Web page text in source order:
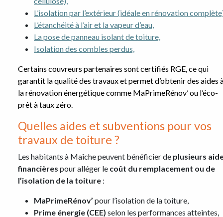
L’isolation par l’extérieur (idéale en rénovation
L’étanchéité à l’air et la vapeur d’eau,
La pose de panneau isolant de toiture,
Isolation des combles perdus,
Certains couvreurs partenaires sont certifiés RGE, ce qui
garantit la qualité des travaux et permet d’obtenir des aides
la rénovation énergétique comme MaPrimeRénov’ ou l’éco-
prêt à taux zéro.
Quelles aides et subventions pour vos
travaux de toiture ?
Les habitants à Maîche peuvent bénéficier de plusieurs
financières pour alléger le coût du remplacement ou de
l’isolation de la toiture :
MaPrimeRénov’ pour l’isolation de la toiture,
Prime énergie (CEE) selon les performances atteintes,